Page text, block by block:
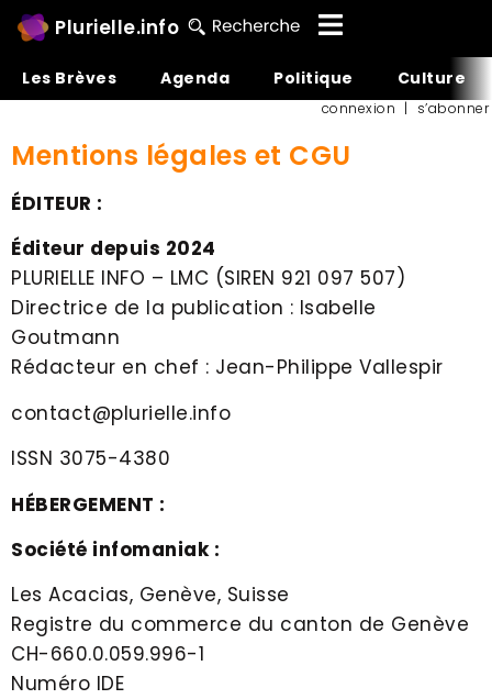
Plurielle.info
Les Brèves Agenda Politique Culture
connexion | s’abonner
Mentions légales et CGU
ÉDITEUR :
Éditeur depuis 2024
PLURIELLE INFO – LMC (SIREN 921 097 507)
Directrice de la publication : Isabelle
Goutmann
Rédacteur en chef : Jean-Philippe Vallespir
contact@plurielle.info
ISSN 3075-4380
HÉBERGEMENT :
Société infomaniak :
Les Acacias, Genève, Suisse
Registre du commerce du canton de Genève
CH-660.0.059.996-1
Numéro IDE